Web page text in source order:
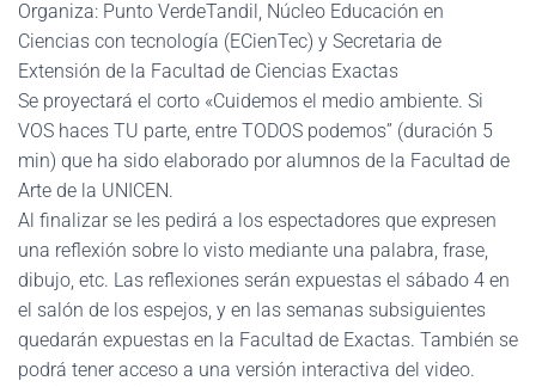
Organiza: Punto VerdeTandil, Núcleo Educación en
Ciencias con tecnología (ECienTec) y Secretaria de
Extensión de la Facultad de Ciencias Exactas
Se proyectará el corto «Cuidemos el medio ambiente. Si
VOS haces TU parte, entre TODOS podemos” (duración 5
min) que ha sido elaborado por alumnos de la Facultad de
Arte de la UNICEN.
Al finalizar se les pedirá a los espectadores que expresen
una reflexión sobre lo visto mediante una palabra, frase,
dibujo, etc. Las reflexiones serán expuestas el sábado 4 en
el salón de los espejos, y en las semanas subsiguientes
quedarán expuestas en la Facultad de Exactas. También se
podrá tener acceso a una versión interactiva del video.